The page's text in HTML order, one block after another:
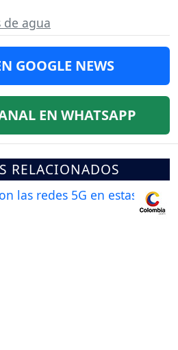
de agua
GOOGLE NEWS
EN WHATSAPP
RELACIONADOS